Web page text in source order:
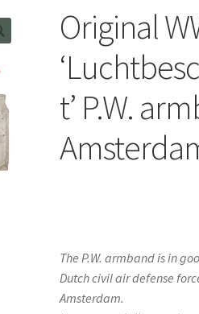
Original
t’ P.W.
The P.W. armband is in
Dutch civil air defense
Amsterdam.